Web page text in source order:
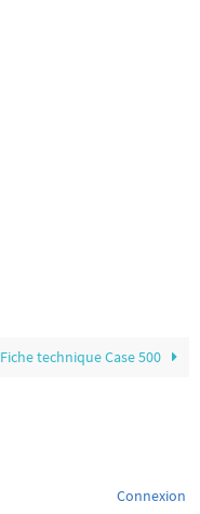
Fiche technique Case 500
Connexion